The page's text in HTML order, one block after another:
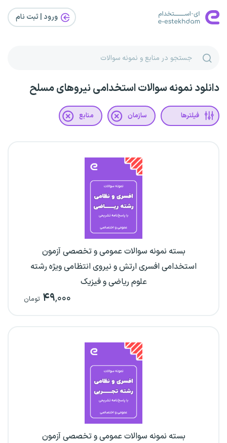
ورود | ثبت‌ نام
دانلود نمونه سوالات استخدامی نیروهای مسلح
فیلترها سازمان منابع
بسته نمونه سوالات عمومی و تخصصی آزمون
استخدامی افسری ارتش و نیروی انتظامی ویژه رشته
علوم ریاضی و فیزیک
۴۹,۰۰۰ تومان
بسته نمونه سوالات عمومی و تخصصی آزمون